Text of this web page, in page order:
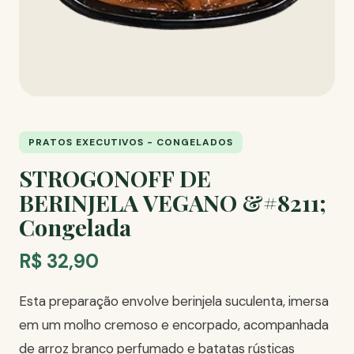
PRATOS EXECUTIVOS - CONGELADOS
STROGONOFF DE
BERINJELA VEGANO &#8211;
Congelada
R$ 32,90
Esta preparação envolve berinjela suculenta, imersa
em um molho cremoso e encorpado, acompanhada
de arroz branco perfumado e batatas rústicas